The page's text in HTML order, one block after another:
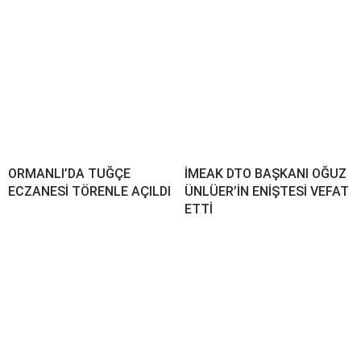
​ORMANLI’DA TUĞÇE
ECZANESİ TÖRENLE AÇILDI
İMEAK DTO BAŞKANI OĞUZ
ÜNLÜER’İN ENİŞTESİ VEFAT
ETTİ